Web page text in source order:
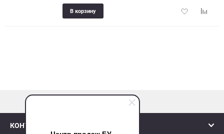
Добавить
В корзину
КОНТАКТЫ